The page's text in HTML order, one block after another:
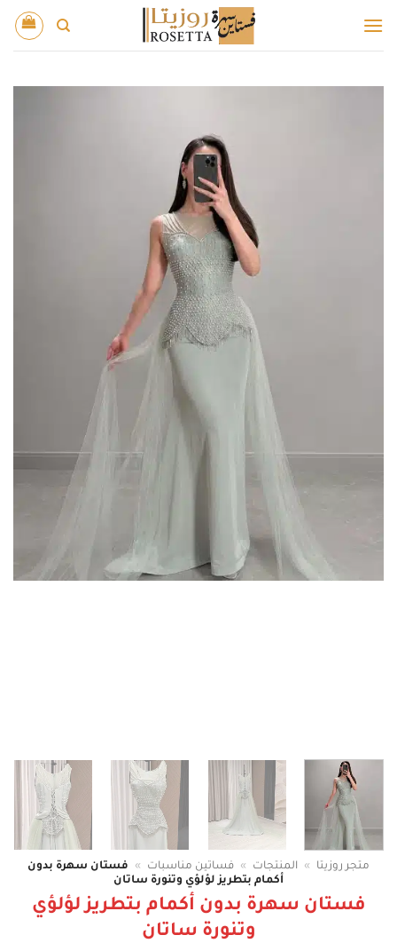
للمحتوى
متجر روزيتا » المنتجات » فساتين مناسبات »
فستان سهرة بدون
أكمام بتطريز لؤلؤي وتنورة ساتان
فستان سهرة بدون أكمام بتطريز لؤلؤي
وتنورة ساتان